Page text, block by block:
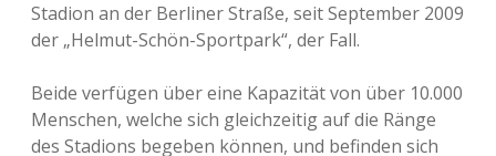
Stadion an der Berliner Straße, seit September 2009
der „Helmut-Schön-Sportpark“, der Fall.
Beide verfügen über eine Kapazität von über 10.000
Menschen, welche sich gleichzeitig auf die Ränge
des Stadions begeben können, und befinden sich